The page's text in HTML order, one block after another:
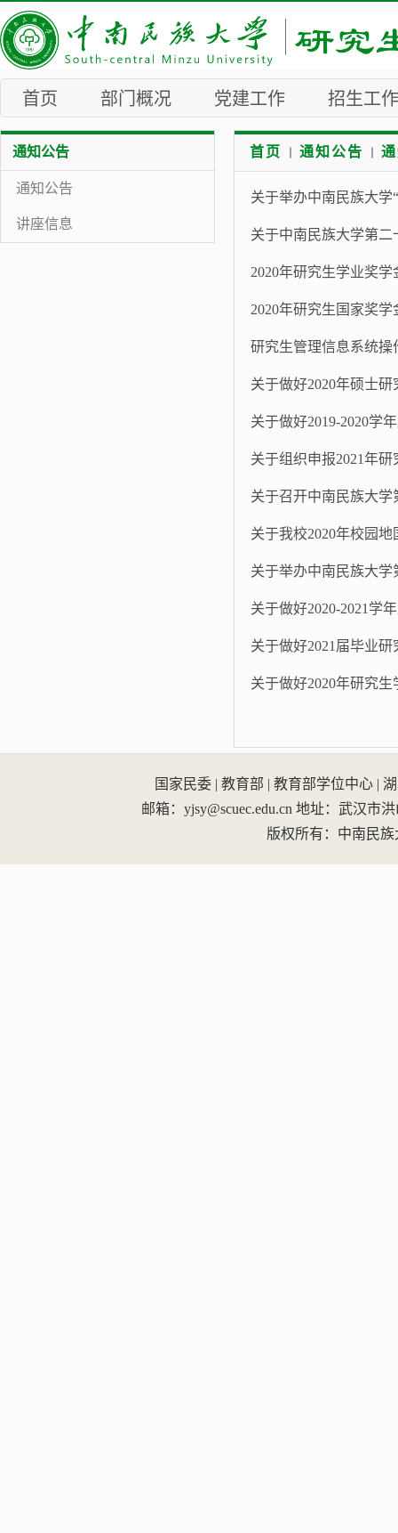
首页 部门概况 党建工作 招生工作
通知公告
通知公告
讲座信息
首页 通知公告
关于举办中南民族大学
关于中南民族大学第
2020年研究生学业奖
2020年研究生国家奖
研究生管理信息系统操
关于做好2020年硕士
关于做好2019-2020学
关于组织申报2021年
关于召开中南民族大
关于我校2020年校园
关于举办中南民族大
关于做好2020-2021学
关于做好2021届毕业
关于做好2020年研究
国家民委 | 教育部 | 教育部学位中心 |
邮箱：yjsy@scuec.edu.cn 地址：武汉市洪
版权所有：中南民